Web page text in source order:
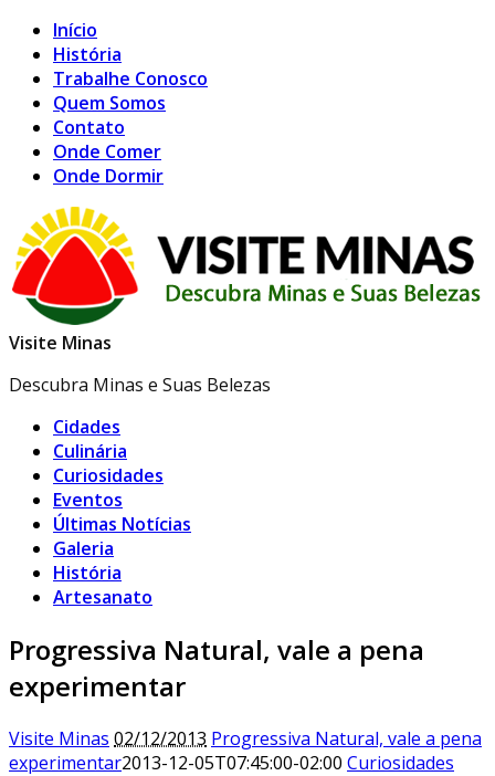
Início
História
Trabalhe Conosco
Quem Somos
Contato
Onde Comer
Onde Dormir
Visite Minas
Descubra Minas e Suas Belezas
Cidades
Culinária
Curiosidades
Eventos
Últimas Notícias
Galeria
História
Artesanato
Progressiva Natural, vale a pena
experimentar
Visite Minas 02/12/2013 Progressiva Natural, vale a pena
experimentar2013-12-05T07:45:00-02:00 Curiosidades